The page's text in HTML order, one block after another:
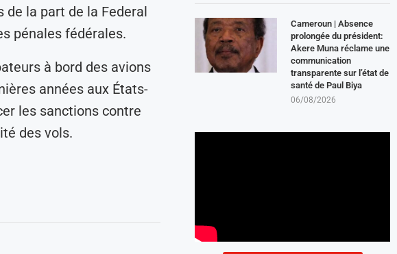
la part de la Federal
pénales fédérales.
à bord des avions
années aux États-
les sanctions contre
des vols.
Cameroun | Absence
prolongée du président:
Akere Muna réclame une
communication
transparente sur l’état de
santé de Paul Biya
06/08/2026